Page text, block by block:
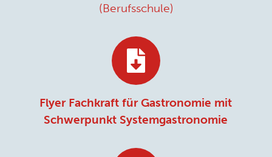
(Berufsschule)
Flyer Fachkraft für Gastronomie mit
Schwerpunkt Systemgastronomie